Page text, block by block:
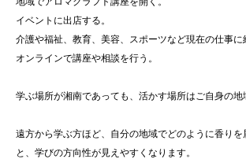
イベントに出店する。
介護や福祉、教育、美容、スポーツなど現在の仕事に
オンラインで講座や相談を行う。
学ぶ場所が湘南であっても、活かす場所はご自身の地
遠方から学ぶ方ほど、自分の地域でどのように香りを
と、学びの方向性が見えやすくなります。